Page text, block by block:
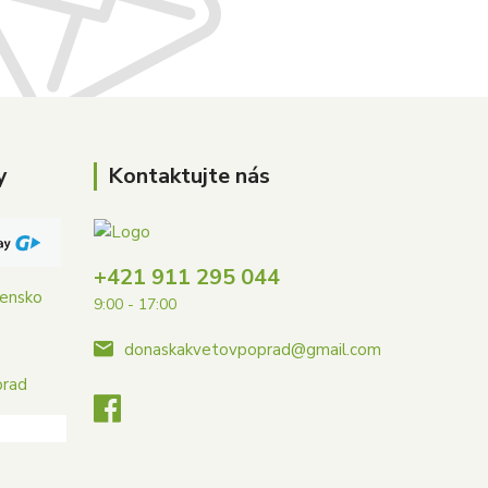
Kontaktujte nás
+421 911 295 044
9:00 - 17:00
donaskakvetovpoprad@gmail.com